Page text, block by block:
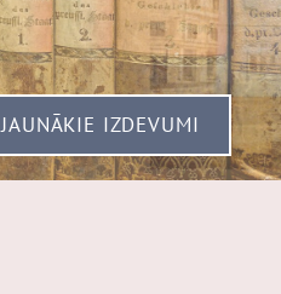
​JAUNĀKIE IZDEVUMI​